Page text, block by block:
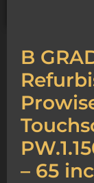
B
– 65